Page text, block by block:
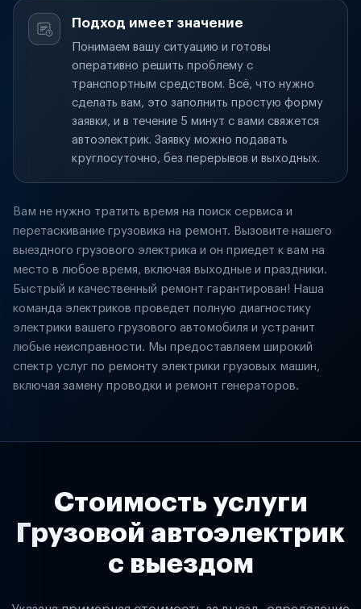
Подход имеет значение
Понимаем вашу ситуацию и готовы
оперативно решить проблему с
транспортным средством. Всё, что нужно
сделать вам, это заполнить простую форму
заявки, и в течение 5 минут с вами свяжется
автоэлектрик. Заявку можно подавать
круглосуточно, без перерывов и выходных.
Вам не нужно тратить время на поиск сервиса и
перетаскивание грузовика на ремонт. Вызовите нашего
выездного грузового электрика и он приедет к вам на
место в любое время, включая выходные и праздники.
Быстрый и качественный ремонт гарантирован! Наша
команда электриков проведет полную диагностику
электрики вашего грузового автомобиля и устранит
любые неисправности. Мы предоставляем широкий
спектр услуг по ремонту электрики грузовых машин,
включая замену проводки и ремонт генераторов.
Стоимость услуги
Грузовой автоэлектрик
с выездом